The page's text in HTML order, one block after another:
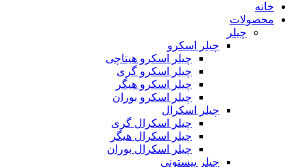
خانه
محصولات
چیلر
چیلر اسکرو
چیلر اسکرو هیتاچی
چیلر اسکرو گری
چیلر اسکرو هیگر
چیلر اسکرو بوران
چیلر اسکرال
چیلر اسکرال گری
چیلر اسکرال هیگر
چیلر اسکرال بوران
چیلر پیستونی